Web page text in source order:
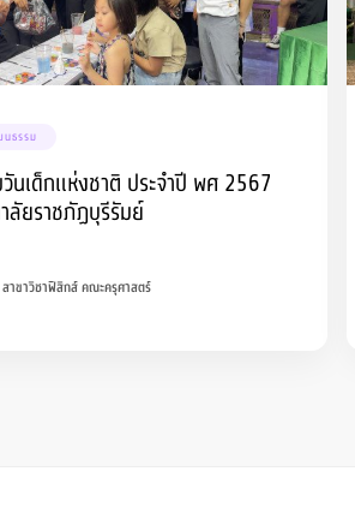
ธรรม
นเด็กแห่งชาติ ประจำปี พศ 2567
ลัยราชภัฏบุรีรัมย์
สาขาวิชาฟิสิกส์ คณะครุศาสตร์